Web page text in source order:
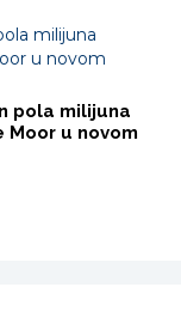
pola milijuna
Moor u novom